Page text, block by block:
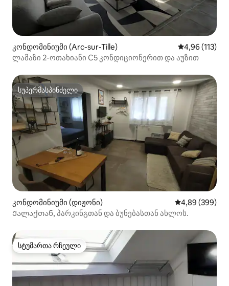
კონდომინიუმი (Arc-sur-Tille) საშუალო
4,96 (113)
ლამაზი 2-ოთახიანი C5 კონდიციონერით და აუზით
სუპერმასპინძელი
სუპერმასპინძელი
კონდომინიუმი (დიჟონი) საშუალო
4,89 (399)
Ქალაქთან, პარკინგთან და ბუნებასთან ახლოს.
სტუმართა რჩეული
სტუმართა რჩეული